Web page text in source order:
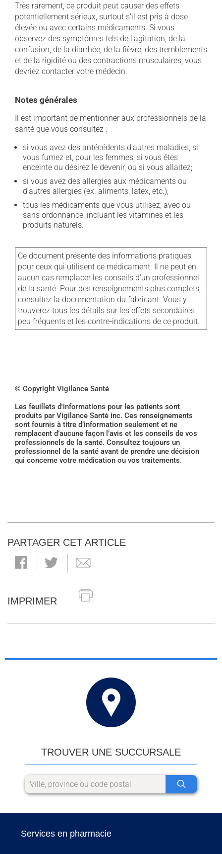
Très rarement, ce produit peut causer des effets
potentiellement sérieux, surtout s'il est pris à dose
élevée ou avec certains médicaments. Si vous
observez des symptômes tels de l'agitation, de la
confusion, de la diarrhée, de la fièvre, des tremblements
et de la rigidité ou des contractions musculaires, vous
devriez contacter votre médecin.
Notes générales
Il est important de mentionner aux professionnels de la
santé que vous consultez :
si vous avez des antécédents d'autres maladies, si
vous fumez et, pour les femmes, si vous êtes
enceinte ou désirez le devenir, ou si vous allaitez;
si vous avez des allergies aux médicaments ou
d'autres allergies (ex. aliments, latex, etc.);
tous les médicaments que vous utilisez, avec ou
sans ordonnance, incluant les vitamines et les
produits naturels.
Ce document présente des informations pratiques
pour ceux qui utilisent ce médicament. Il ne peut en
aucun cas remplacer les conseils d'un professionnel
de la santé. Pour des renseignements plus complets,
consultez la documentation du fabricant. Vous y
trouverez tous les détails sur les effets secondaires
peu fréquents et les contre-indications de ce produit.
© Copyright Vigilance Santé
Les feuillets d'informations pour les patients sont
produits par Vigilance Santé inc. Ces renseignements
sont fournis à titre d’information seulement et ne
remplacent d’aucune façon l’avis et les conseils de vos
professionnels de la santé. Consultez toujours un
professionnel de la santé avant de prendre une décision
qui concerne votre médication ou vos traitements.
PARTAGER CET ARTICLE
IMPRIMER
TROUVER UNE SUCCURSALE
Services en pharmacie